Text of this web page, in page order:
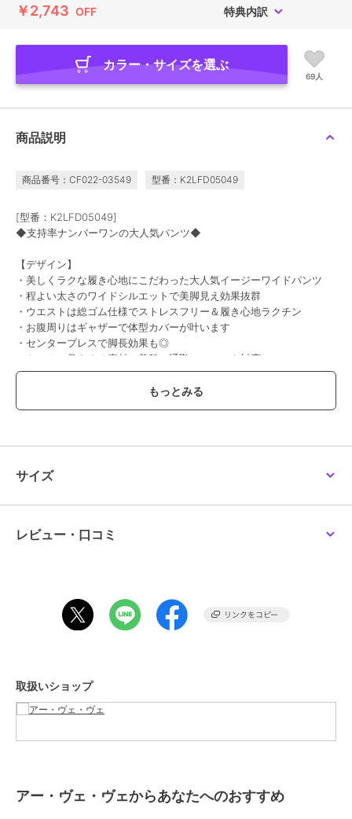
￥2,743 OFF 特典内訳
カラー・サイズを選ぶ
69人
商品説明
商品番号：CF022-03549 型番：K2LFD05049
[型番：K2LFD05049]
◆支持率ナンバーワンの大人気パンツ◆
【デザイン】
・美しくラクな履き心地にこだわった大人気イージーワイドパンツ
・程よい太さのワイドシルエットで美脚見え効果抜群
・ウエストは総ゴム仕様でストレスフリー＆履き心地ラクチン
・お腹周りはギャザーで体型カバーが叶います
・センタープレスで脚長効果も◎
・きちんと見えする素材で普段～通勤シーンにも対応
・柔らかい風合いにブラッシュアップし、さらに穿きやすくなりまし
・好みで選べるカラバリ＆ウエスト仕様＆シルエット
・ご家庭の洗濯機で洗っていただけるので、ケアも楽チン
・ストレッチ素材で履き心地抜群（ブルーのみストレッチなし）
・イージーテーパードパンツ：K2LFD04049
・イージーワイドパンツ：K2LFD05049
サイズ
レビュー・口コミ
取扱いショップ
アー・ヴェ・ヴェからあなたへのおすすめ